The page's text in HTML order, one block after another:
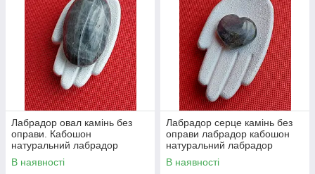
Лабрадор овал камінь без
оправи. Кабошон
натуральний лабрадор
63*38*22 мм. Індія.
В наявності
Лабрадор серце камінь без
оправи лабрадор кабошон
натуральний лабрадор
спектроліт камінь 27*27*10
мм. Індія. Лабрадор серце
В наявності